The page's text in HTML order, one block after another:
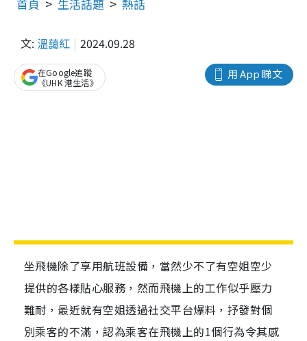
首頁 生活話題 熱話
文: 溫藹紅 2024.09.28
用 App 睇文
在Google追蹤
《UHK 港生活》
坐飛機除了享用航班設備，當然少不了有空姐空少
提供的各樣貼心服務，然而飛機上的工作似乎壓力
難耐，最近就有空姐透過社交平台爆料，抒發對個
別乘客的不滿，認為乘客在飛機上的1個行為令其感